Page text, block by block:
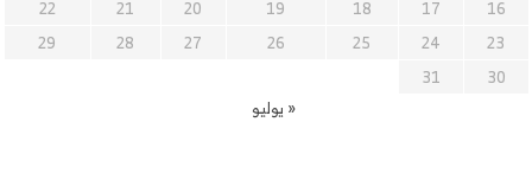
16
17
18
19
20
21
22
23
24
25
26
27
28
29
30
31
« يوليو